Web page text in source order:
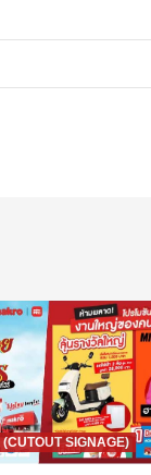
SIGNAGE)